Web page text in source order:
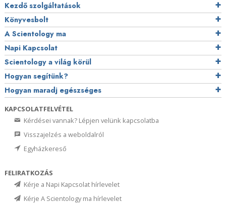
Kezdő szolgáltatások
Könyvesbolt
A Scientology ma
Napi Kapcsolat
Scientology a világ körül
Hogyan segítünk?
Hogyan maradj egészséges
KAPCSOLATFELVÉTEL
Kérdései vannak? Lépjen velünk kapcsolatba
Visszajelzés a weboldalról
Egyházkereső
FELIRATKOZÁS
Kérje a Napi Kapcsolat hírlevelet
Kérje A Scientology ma hírlevelet